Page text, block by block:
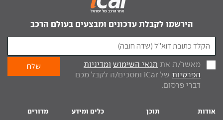
הירשמו לקבלת עדכונים ומבצעים בעולם הרכב
מאשר/ת את תנאי השימוש ומדיניות
הפרטיות
של iCar ומסכים/ה לקבל מכם
דברי פרסום.
אודות תוכן כלים ומידע מדורים